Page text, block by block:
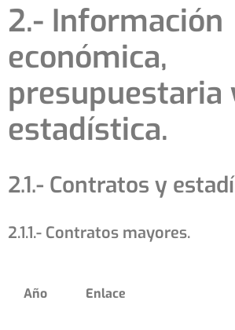
2.- Información
económica,
presupuestaria
estadística.
2.1.- Contratos y
2.1.1.- Contratos mayores.
Año Enlace